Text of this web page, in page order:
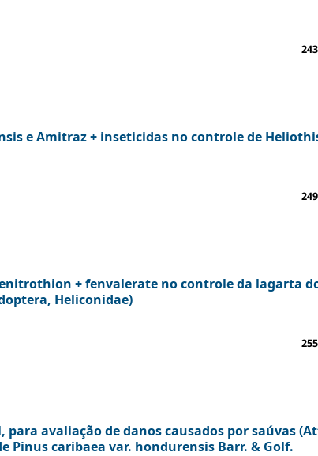
e Amitraz + inseticidas no controle de
+ fenvalerate no controle da lagarta
Heliconidae)
avaliação de danos causados por saúvas
Pinus caribaea var. hondurensis Barr. & Golf.